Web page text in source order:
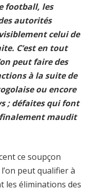
football, les
autorités
celui de
C’est en tout
peut faire des
à la suite de
ou encore
; défaites qui font
finalement maudit
ce soupçon
peut qualifier à
les éliminations des